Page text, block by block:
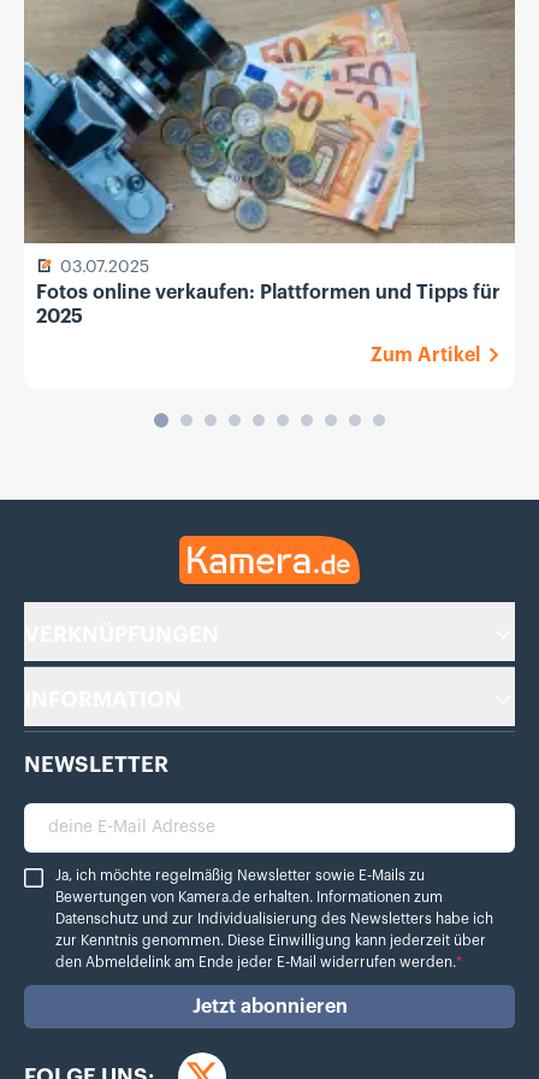
03.07.2025
Fotos online verkaufen: Plattformen und Tipps für
2025
Zum Artikel
Kamera.de
NEWSLETTER
deine E-Mail Adresse
Ja, ich möchte regelmäßig Newsletter sowie E-Mails zu Bewertungen von
Ja, ich möchte regelmäßig Newsletter sowie E-Mails zu
Bewertungen von Kamera.de erhalten. Informationen zum
Datenschutz und zur Individualisierung des Newsletters habe ich
zur Kenntnis genommen. Diese Einwilligung kann jederzeit über
den Abmeldelink am Ende jeder E-Mail widerrufen werden.*
Jetzt abonnieren